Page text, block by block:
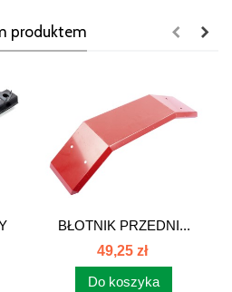
produktem
BŁOTNIK PRZEDNI...
49,25 zł
Do koszyka